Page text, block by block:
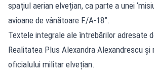
spațiul aerian elvețian, ca parte a unei
avioane de vânătoare F/A‑18”.
Textele integrale ale întrebărilor adresate
Realitatea Plus Alexandra Alexandrescu și
oficialului militar elvețian.